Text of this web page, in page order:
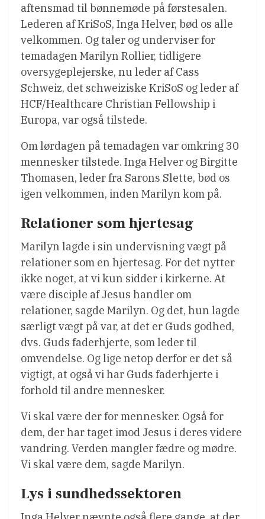
aftensmad til bønnemøde på førstesalen.
Lederen af KriSoS, Inga Helver, bød os alle
velkommen. Og taler og underviser for
temadagen Marilyn Rollier, tidligere
oversygeplejerske, nu leder af Cass
Schweiz, det schweiziske KriSoS og leder af
HCF/Healthcare Christian Fellowship i
Europa, var også tilstede.
Om lørdagen på temadagen var omkring 30
mennesker tilstede. Inga Helver og Birgitte
Thomasen, leder fra Sarons Slette, bød os
igen velkommen, inden Marilyn kom på.
Relationer som hjertesag
Marilyn lagde i sin undervisning vægt på
relationer som en hjertesag. For det nytter
ikke noget, at vi kun sidder i kirkerne. At
være disciple af Jesus handler om
relationer, sagde Marilyn. Og det, hun lagde
særligt vægt på var, at det er Guds godhed,
dvs. Guds faderhjerte, som leder til
omvendelse. Og lige netop derfor er det så
vigtigt, at også vi har Guds faderhjerte i
forhold til andre mennesker.
Vi skal være der for mennesker. Også for
dem, der har taget imod Jesus i deres videre
vandring. Verden mangler fædre og mødre.
Vi skal være dem, sagde Marilyn.
Lys i sundhedssektoren